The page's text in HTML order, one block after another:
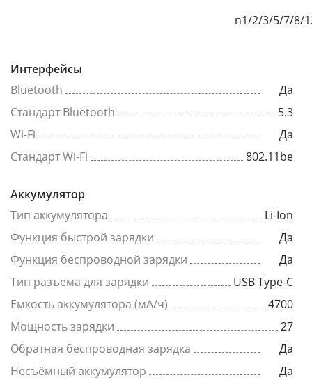
n1/2/3/5/7/8/
Интерфейсы
Bluetooth
Да
Стандарт Bluetooth
5.3
Wi-Fi
Да
Стандарт Wi-Fi
802.11be
Аккумулятор
Тип аккумулятора
Li-Ion
Функция быстрой зарядки
Да
Функция беспроводной зарядки
Да
Тип разъема для зарядки
USB Type-C
Емкость аккумулятора (мА/ч)
4700
Мощность зарядки
27
Обратная беспроводная зарядка
Да
Несъёмный аккумулятор
Да